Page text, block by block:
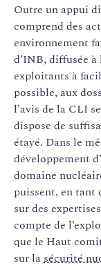
Outre un appui
comprend des
environnement
d’INB, diffusée
exploitants à
possible, aux
l’avis de la CLI
dispose de
étayé. Dans le
développement
domaine
puissent, en tant
sur des
compte de
que le Haut
sur lasécurité